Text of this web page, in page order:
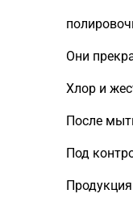
Они
Хлор и
После
Под